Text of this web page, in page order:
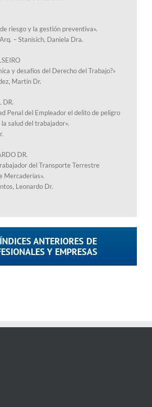
riesgo y la gestión preventiva».
– Stanisich, Daniela Dra.
y desafíos del Derecho del Trabajo?»
Martín Dr.
DR.
Penal del Empleador el delito de peligro
salud del trabajador».
DR.
del Transporte Terrestre
Mercaderías».
Leonardo Dr.
ANTERIORES DE
Y EMPRESAS